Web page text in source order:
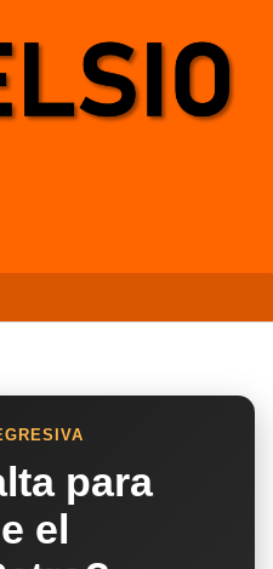
para
el